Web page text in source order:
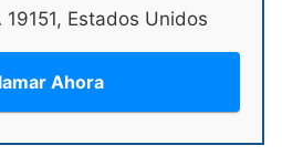
19151, Estados Unidos
Ahora